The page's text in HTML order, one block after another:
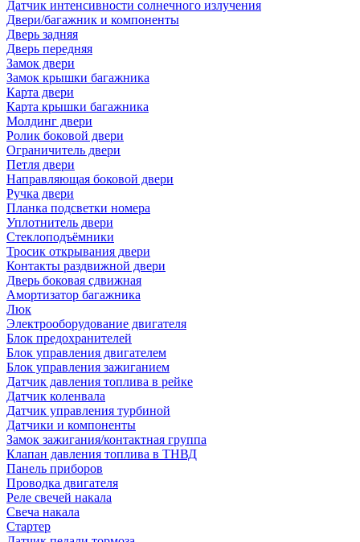
Датчик интенсивности солнечного излучения
Двери/багажник и компоненты
Дверь задняя
Дверь передняя
Замок двери
Замок крышки багажника
Карта двери
Карта крышки багажника
Молдинг двери
Ролик боковой двери
Ограничитель двери
Петля двери
Направляющая боковой двери
Ручка двери
Планка подсветки номера
Уплотнитель двери
Стеклоподъёмники
Тросик открывания двери
Контакты раздвижной двери
Дверь боковая сдвижная
Амортизатор багажника
Люк
Электрооборудование двигателя
Блок предохранителей
Блок управления двигателем
Блок управления зажиганием
Датчик давления топлива в рейке
Датчик коленвала
Датчик управления турбиной
Датчики и компоненты
Замок зажигания/контактная группа
Клапан давления топлива в ТНВД
Панель приборов
Проводка двигателя
Реле свечей накала
Свеча накала
Стартер